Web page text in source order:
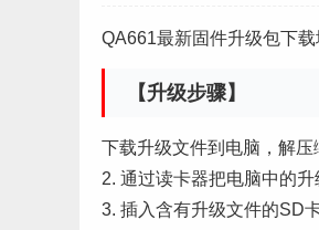
QA661最新固件升级包下载
【升级步骤】
下载升级文件到电脑，解压
2. 通过读卡器把电脑中的
3. 插入含有升级文件的SD